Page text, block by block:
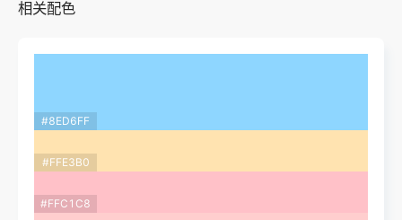
相关配色
#8ED6FF
#FFE3B0
#FFC1C8